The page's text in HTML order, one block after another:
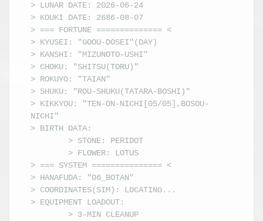
> LUNAR DATE: 2026-06-24
> KOUKI DATE: 2686-08-07
> === FORTUNE ============== <
> KYUSEI: "GOOU-DOSEI"(DAY)
> KANSHI: "MIZUNOTO-USHI"
> CHOKU: "SHITSU(TORU)"
> ROKUYO: "TAIAN"
> SHUKU: "ROU-SHUKU(TATARA-BOSHI)"
> KIKKYOU: "TEN-ON-NICHI[05/05],BOSOU-
NICHI"
> BIRTH DATA:
> === SYSTEM =============== <
> HANAFUDA: "06_BOTAN"
> COORDINATES(SIM): LOCATING...
> EQUIPMENT LOADOUT:
SYS.LOG //
HAITO_OBS_V2.6
EXPANDED
OBSERVING